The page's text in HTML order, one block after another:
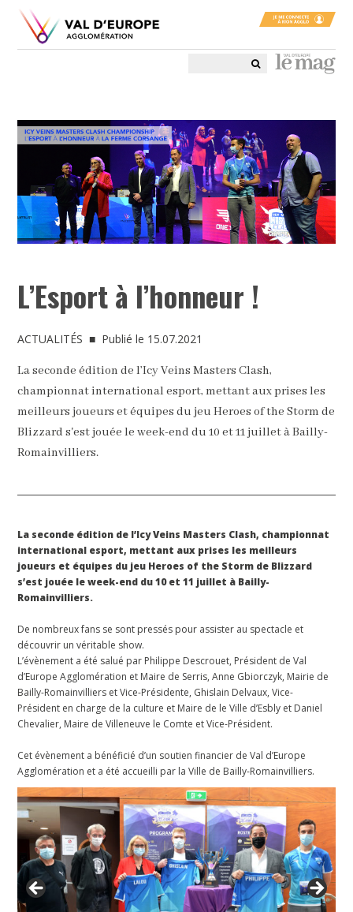
L’Esport à l’honneur !
ACTUALITÉS ■ Publié le 15.07.2021
La seconde édition de l’Icy Veins Masters Clash,
championnat international esport, mettant aux prises les
meilleurs joueurs et équipes du jeu Heroes of the Storm de
Blizzard s'est jouée le week-end du 10 et 11 juillet à Bailly-
Romainvilliers.
La seconde édition de l’Icy Veins Masters Clash, championnat
international esport, mettant aux prises les meilleurs
joueurs et équipes du jeu Heroes of the Storm de Blizzard
s’est jouée le week-end du 10 et 11 juillet à Bailly-
Romainvilliers.
De nombreux fans se sont pressés pour assister au spectacle et
découvrir un véritable show.
L’évènement a été salué par Philippe Descrouet, Président de Val
d’Europe Agglomération et Maire de Serris, Anne Gbiorczyk, Mairie de
Bailly-Romainvilliers et Vice-Présidente, Ghislain Delvaux, Vice-
Président en charge de la culture et Maire de leVille d’Esbly et Daniel
Chevalier, Maire deVilleneuve le Comte et Vice-Président.
Cet évènement a bénéficié d’un soutien financier de Val d’Europe
Agglomération et a été accueilli par la Ville de Bailly-Romainvilliers.